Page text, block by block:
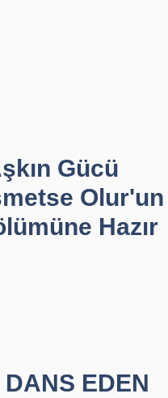
Gücü
Olur'un
Hazır
EDEN